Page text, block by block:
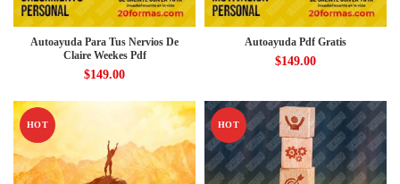
Autoayuda Para Tus Nervios De
Claire Weekes Pdf
$149.00
Autoayuda Pdf Gratis
$149.00
HOT HOT